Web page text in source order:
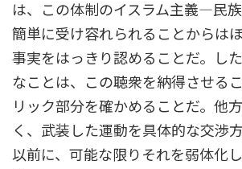
は、この体制のイスラム主義―民
簡単に受け容れられることからは
事実をはっきり認めることだ。し
なことは、この聴衆を納得させる
リック部分を確かめることだ。他
く、武装した運動を具体的な交渉
以前に、可能な限りそれを弱体化